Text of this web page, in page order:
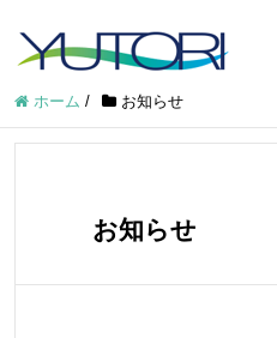
ホーム / お知らせ
お知らせ